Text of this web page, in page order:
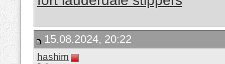
15.08.2024, 20:22
hashim